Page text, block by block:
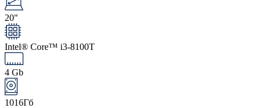
20"
Intel® Core™ i3-8100T
4 Gb
1016Гб